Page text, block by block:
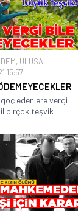
, ULUSAL
15:57
edenlere vergi
birçok teşvik